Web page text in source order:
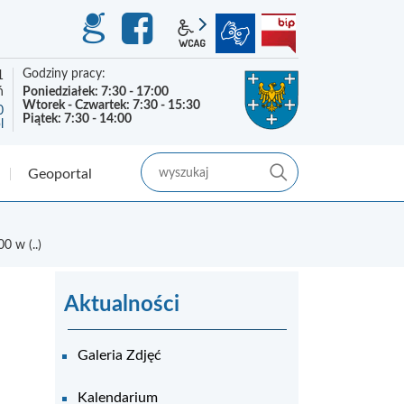
GEO-INFO
Facebook
wcag2.1
Godziny pracy:
Poniedziałek: 7:30 - 17:00
Wtorek - Czwartek: 7:30 - 15:30
Piątek: 7:30 - 14:00
Geoportal
szukaj
w (..)
Aktualności
Galeria Zdjęć
Kalendarium